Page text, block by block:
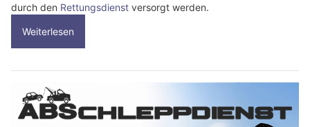
durch den Rettungsdienst versorgt werden.
Weiterlesen